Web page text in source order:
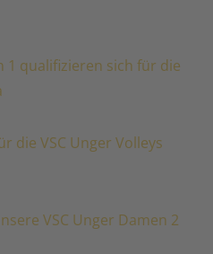
1 qualifizieren sich für die
die VSC Unger Volleys
VSC Unger Damen 2